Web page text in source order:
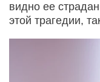
видно ее
этой трагедии,